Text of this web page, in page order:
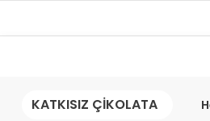
KATKISIZ ÇİKOLATA